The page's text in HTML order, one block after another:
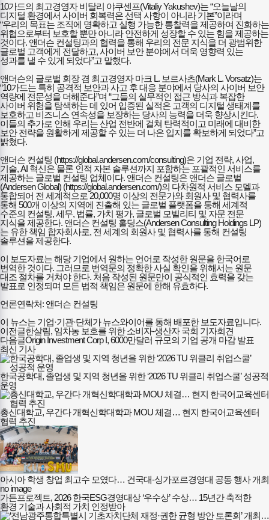
10가드의 최고경영자 비탈리 야쿠센프(Vitaliy Yakushev)는 “오늘날의
디지털 환경에서 사이버 회복력은 선택 사항이 아니라 기본”이라며
“우리의 목표는 조직에 명확하고 실행 가능한 통찰력을 제공하여 진화하는
위협으로부터 보호할 뿐만 아니라 안전하게 성장할 수 있는 힘을 제공하는
것이다. 앤더슨 컨설팅과의 협력을 통해 우리의 전문 지식을 더 광범위한
글로벌 고객에게 전달하고, 사이버 보안 분야에서 더욱 영향력 있는
성과를 낼 수 있게 되었다”고 말했다.
앤더슨의 글로벌 회장 겸 최고경영자 마크 L. 보르사츠(Mark L. Vorsatz)는
“10가드는 특히 공격적 보안과 사고 후 대응 분야에서 당사의 사이버 보안
역량에 전문성을 더해준다”며 “그들의 실무적인 접근 방식과 복잡한
사이버 위험을 탐색하는 데 있어 입증된 실적은 고객의 디지털 생태계를
보호하고 비즈니스 연속성을 보장하는 당사의 능력을 더욱 향상시킨다.
이들의 추가로 인해 우리는 산업 전반에 걸쳐 탄력적이고 미래에 대비한
보안 전략을 원활하게 제공할 수 있는 더 나은 입지를 확보하게 되었다”고
밝혔다.
앤더슨 컨설팅 (https://global.andersen.com/consulting)은 기업 전략, 사업,
기술, AI 혁신은 물론 인적 자본 솔루션까지 포함하는 포괄적인 서비스를
제공하는 글로벌 컨설팅 업체이다. 앤더슨 컨설팅은 앤더슨 글로벌
(Andersen Global) (https://global.andersen.com/)의 다차원적 서비스 모델과
통합되어 전 세계적으로 20,000명 이상의 전문가와 회원사 및 협력사를
통해 500개 이상의 지역에 진출해 있는 글로벌 플랫폼을 통해 세계적
수준의 컨설팅, 세무, 법률, 가치 평가, 글로벌 모빌리티 및 자문 전문
지식을 제공한다. 앤더슨 컨설팅 홀딩스(Andersen Consulting Holdings LP)
는 유한 책임 합자회사로, 전 세계의 회원사 및 협력사를 통해 컨설팅
솔루션을 제공한다.
이 보도자료는 해당 기업에서 원하는 언어로 작성한 원문을 한국어로
번역한 것이다. 그러므로 번역문의 정확한 사실 확인을 위해서는 원문
대조 절차를 거쳐야 한다. 처음 작성된 원문만이 공식적인 효력을 갖는
발표로 인정되며 모든 법적 책임은 원문에 한해 유효하다.
언론연락처: 앤더슨 컨설팅
이 뉴스는 기업·기관·단체가 뉴스와이어를 통해 배포한 보도자료입니다.
이전글한살림, 임차농 보호를 위한 소비자-생산자 국회 기자회견
다음글Origin Investment Corp I, 6000만달러 규모의 기업 공개 마감 발표
최신 기사
한국공학대, 졸업생 및 지역 청년을 위한 ‘2026 TU 위클리 취업스쿨’ 성공적
운영
총신대학교, 우간다 개혁신학대학과 MOU 체결… 현지 한국어교육센터
협력 추진
아시아 학생 창업 최고수 모였다… 건국대-싱가포르경영대 공동 행사 개최
no image
가든프로젝트, 2026 한국ESG경영대상 ‘우수상’ 수상… 15년간 축적한
환경 기술과 사회적 가치 인정받아